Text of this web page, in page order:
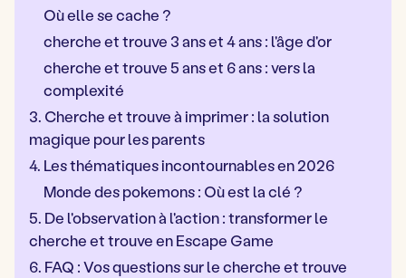
Où elle se cache ?
cherche et trouve 3 ans et 4 ans : l'âge d'or
cherche et trouve 5 ans et 6 ans : vers la
complexité
3. Cherche et trouve à imprimer : la solution
magique pour les parents
4. Les thématiques incontournables en 2026
Monde des pokemons : Où est la clé ?
5. De l'observation à l'action : transformer le
cherche et trouve en Escape Game
6. FAQ : Vos questions sur le cherche et trouve